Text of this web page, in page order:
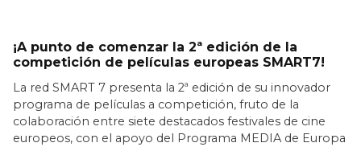
¡A punto de comenzar la 2ª edición de la
competición de películas europeas SMART7!
La red SMART 7 presenta la 2ª edición de su innovador
programa de películas a competición, fruto de la
colaboración entre siete destacados festivales de cine
europeos, con el apoyo del Programa MEDIA de Europa